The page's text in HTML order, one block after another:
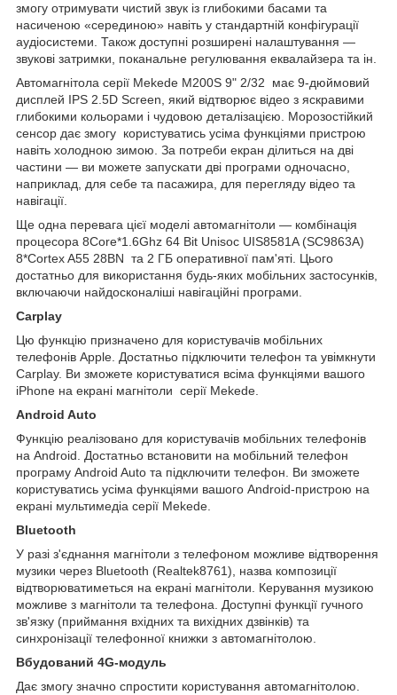
змогу отримувати чистий звук із глибокими басами та
насиченою «серединою» навіть у стандартній конфігурації
аудіосистеми. Також доступні розширені налаштування —
звукові затримки, поканальне регулювання еквалайзера та ін.
Автомагнітола серії Mekede M200S 9" 2/32 має 9-дюймовий
дисплей IPS 2.5D Screen, який відтворює відео з яскравими
глибокими кольорами і чудовою деталізацією. Морозостійкий
сенсор дає змогу користуватись усіма функціями пристрою
навіть холодною зимою. За потреби екран ділиться на дві
частини — ви можете запускати дві програми одночасно,
наприклад, для себе та пасажира, для перегляду відео та
навігації.
Ще одна перевага цієї моделі автомагнітоли — комбінація
процесора 8Core*1.6Ghz 64 Bit Unisoc UIS8581A (SC9863A)
8*Cortex A55 28BN та 2 ГБ оперативної пам'яті. Цього
достатньо для використання будь-яких мобільних застосунків,
включаючи найдосконаліші навігаційні програми.
Carplay
Цю функцію призначено для користувачів мобільних
телефонів Apple. Достатньо підключити телефон та увімкнути
Carplay. Ви зможете користуватися всіма функціями вашого
iPhone на екрані магнітоли серії Mekede.
Android Auto
Функцію реалізовано для користувачів мобільних телефонів
на Android. Достатньо встановити на мобільний телефон
програму Android Auto та підключити телефон. Ви зможете
користуватись усіма функціями вашого Android-пристрою на
екрані мультимедіа серії Mekede.
Bluetooth
У разі з'єднання магнітоли з телефоном можливе відтворення
музики через Bluetooth (Realtek8761), назва композиції
відтворюватиметься на екрані магнітоли. Керування музикою
можливе з магнітоли та телефона. Доступні функції гучного
зв'язку (приймання вхідних та вихідних дзвінків) та
синхронізації телефонної книжки з автомагнітолою.
Вбудований 4G-модуль
Дає змогу значно спростити користування автомагнітолою.